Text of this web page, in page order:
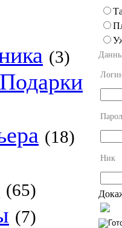
(3)
(18)
(65)
(7)
Ник